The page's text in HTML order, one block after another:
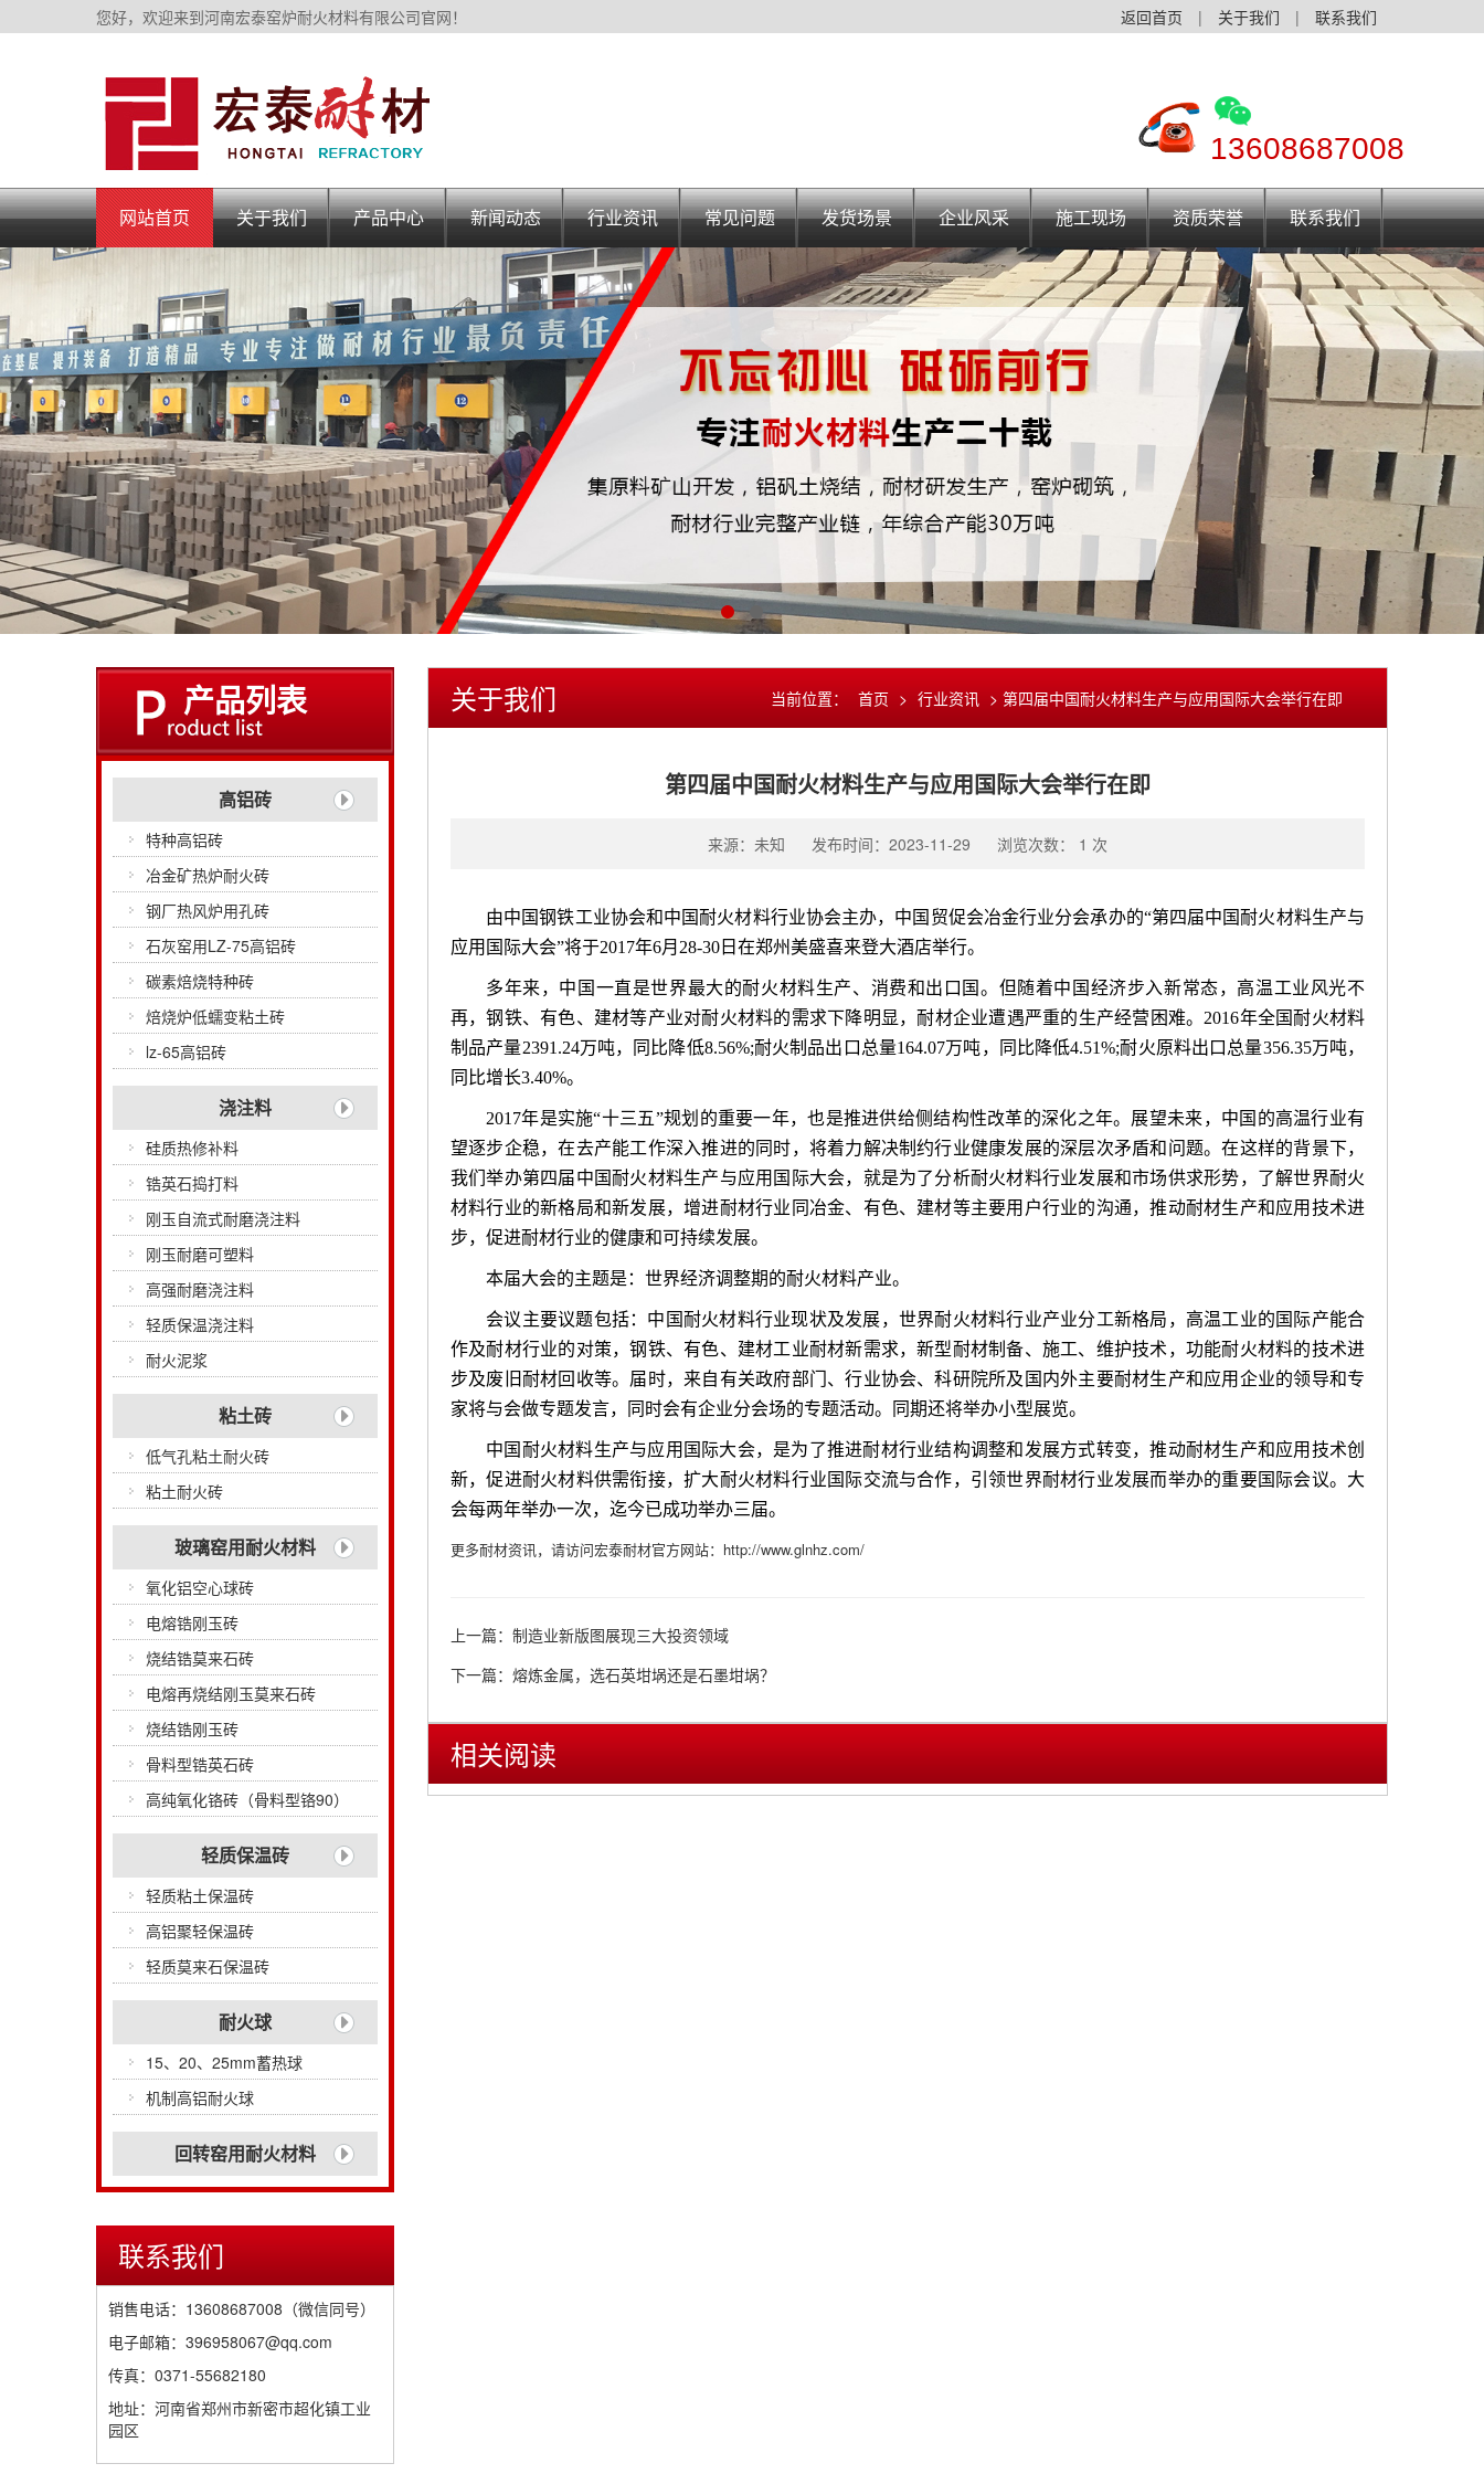
您好，欢迎来到河南宏泰窑炉耐火材料有限公司官网！ 返回首页 | 关于我们 | 联系我们
13608687008
网站首页 关于我们 产品中心 新闻动态 行业资讯 常见问题 发货场景 企业风采 施工现场 资质荣誉 联系我们
产品列表
高铝砖
特种高铝砖
冶金矿热炉耐火砖
钢厂热风炉用孔砖
石灰窑用LZ-75高铝砖
碳素焙烧特种砖
焙烧炉低蠕变粘土砖
lz-65高铝砖
浇注料
硅质热修补料
锆英石捣打料
刚玉自流式耐磨浇注料
刚玉耐磨可塑料
高强耐磨浇注料
轻质保温浇注料
耐火泥浆
粘土砖
低气孔粘土耐火砖
粘土耐火砖
玻璃窑用耐火材料
氧化铝空心球砖
电熔锆刚玉砖
烧结锆莫来石砖
电熔再烧结刚玉莫来石砖
烧结锆刚玉砖
骨料型锆英石砖
高纯氧化铬砖（骨料型铬90）
轻质保温砖
轻质粘土保温砖
高铝聚轻保温砖
轻质莫来石保温砖
耐火球
15、20、25mm蓄热球
机制高铝耐火球
回转窑用耐火材料
联系我们
销售电话：13608687008（微信同号）
电子邮箱：396958067@qq.com
传真：0371-55682180
地址：河南省郑州市新密市超化镇工业
园区
关于我们 当前位置： 首页 > 行业资讯 > 第四届中国耐火材料生产与应用国际大会举行在即
第四届中国耐火材料生产与应用国际大会举行在即
来源：未知 发布时间：2023-11-29 浏览次数： 1 次
由中国钢铁工业协会和中国耐火材料行业协会主办，中国贸促会冶金行业分会承办的“第四届中国耐火材料生产与
应用国际大会”将于2017年6月28-30日在郑州美盛喜来登大酒店举行。
多年来，中国一直是世界最大的耐火材料生产、消费和出口国。但随着中国经济步入新常态，高温工业风光不
再，钢铁、有色、建材等产业对耐火材料的需求下降明显，耐材企业遭遇严重的生产经营困难。2016年全国耐火材料
制品产量2391.24万吨，同比降低8.56%;耐火制品出口总量164.07万吨，同比降低4.51%;耐火原料出口总量356.35万吨，
同比增长3.40%。
2017年是实施“十三五”规划的重要一年，也是推进供给侧结构性改革的深化之年。展望未来，中国的高温行业有
望逐步企稳，在去产能工作深入推进的同时，将着力解决制约行业健康发展的深层次矛盾和问题。在这样的背景下，
我们举办第四届中国耐火材料生产与应用国际大会，就是为了分析耐火材料行业发展和市场供求形势，了解世界耐火
材料行业的新格局和新发展，增进耐材行业同冶金、有色、建材等主要用户行业的沟通，推动耐材生产和应用技术进
步，促进耐材行业的健康和可持续发展。
本届大会的主题是：世界经济调整期的耐火材料产业。
会议主要议题包括：中国耐火材料行业现状及发展，世界耐火材料行业产业分工新格局，高温工业的国际产能合
作及耐材行业的对策，钢铁、有色、建材工业耐材新需求，新型耐材制备、施工、维护技术，功能耐火材料的技术进
步及废旧耐材回收等。届时，来自有关政府部门、行业协会、科研院所及国内外主要耐材生产和应用企业的领导和专
家将与会做专题发言，同时会有企业分会场的专题活动。同期还将举办小型展览。
中国耐火材料生产与应用国际大会，是为了推进耐材行业结构调整和发展方式转变，推动耐材生产和应用技术创
新，促进耐火材料供需衔接，扩大耐火材料行业国际交流与合作，引领世界耐材行业发展而举办的重要国际会议。大
会每两年举办一次，迄今已成功举办三届。
更多耐材资讯，请访问宏泰耐材官方网站：http://www.glnhz.com/
上一篇： 制造业新版图展现三大投资领域
下一篇： 熔炼金属，选石英坩埚还是石墨坩埚？
相关阅读